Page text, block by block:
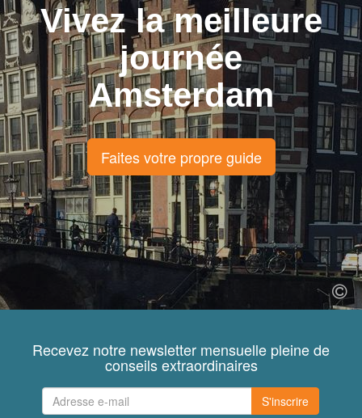
Vivez la meilleure
journée
Amsterdam
Faites votre propre guide
Recevez notre newsletter mensuelle pleine de
conseils extraordinaires
S'inscrire